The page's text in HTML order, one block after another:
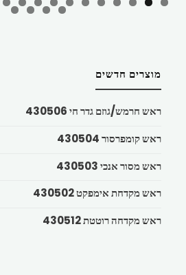
מוצרים חדשים
ראש חרמש/גוזם גדר חי 430506
ראש קומפרסור 430504
ראש מסור אנכי 430503
ראש מקדחת אימפקט 430502
ראש מקדחה רוטטת 430512